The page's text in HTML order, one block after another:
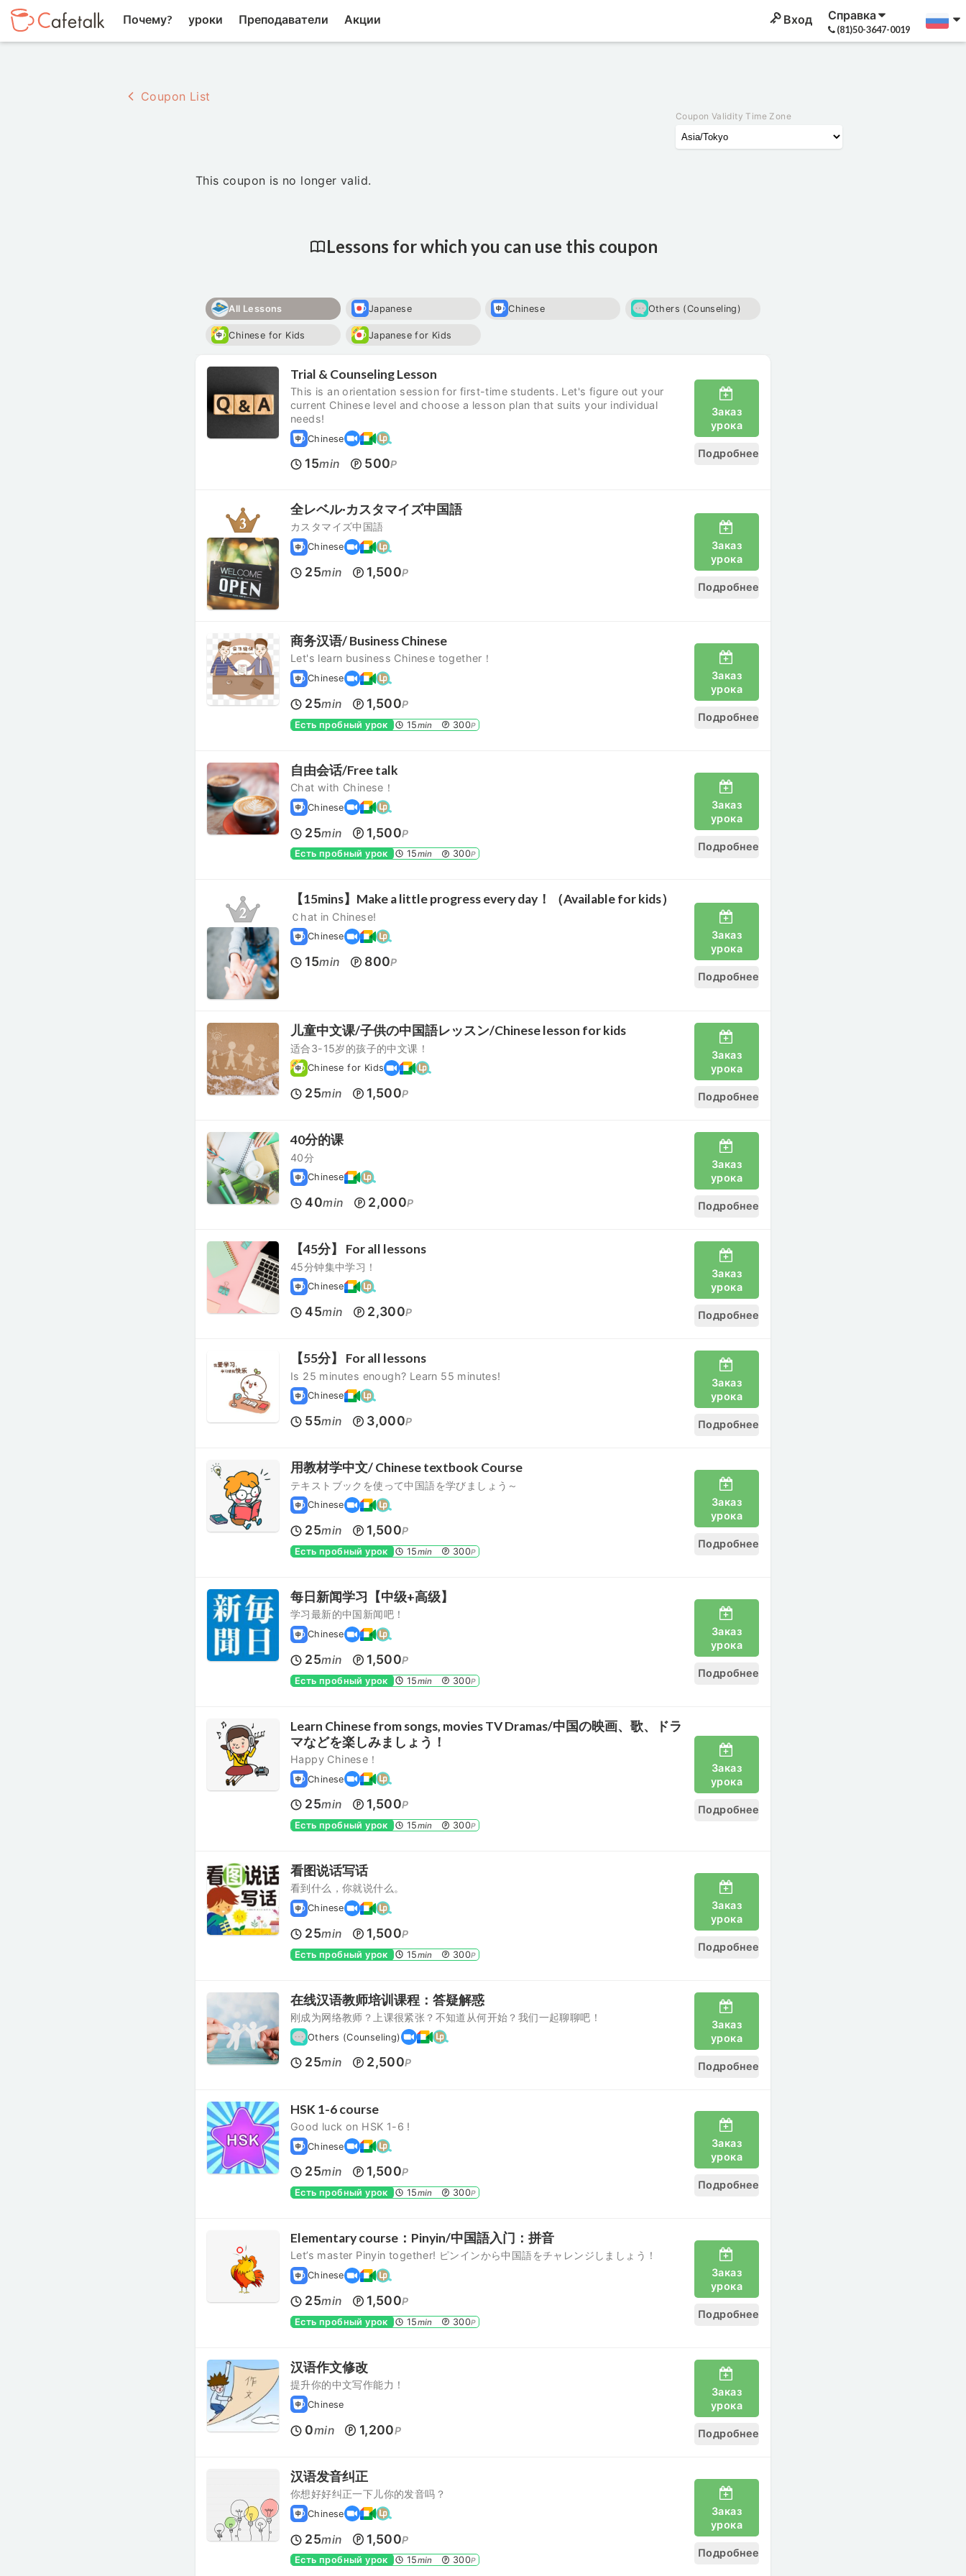
Почему? уроки Преподаватели Акции Вход Справка
(81)50-3647-0019
Coupon List
Coupon Validity Time Zone
This coupon is no longer valid.
Lessons for which you can use this coupon
All Lessons Japanese Chinese Others (Counseling)
Chinese for Kids Japanese for Kids
Trial & Counseling Lesson
This is an orientation session for first-time students. Let's figure out your
current Chinese level and choose a lesson plan that suits your individual
needs!
Chinese
15min 500P
Заказ
урока
Подробнее
全レベル·カスタマイズ中国語
カスタマイズ中国語
Chinese
25min 1,500P
Заказ
урока
Подробнее
商务汉语/ Business Chinese
Let's learn business Chinese together！
Chinese
25min 1,500P
Есть пробный урок 15min 300P
Заказ
урока
Подробнее
自由会话/Free talk
Chat with Chinese！
Chinese
25min 1,500P
Есть пробный урок 15min 300P
Заказ
урока
Подробнее
【15mins】Make a little progress every day！（Available for kids）
Ｃhat in Chinese!
Chinese
15min 800P
Заказ
урока
Подробнее
儿童中文课/子供の中国語レッスン/Chinese lesson for kids
适合3-15岁的孩子的中文课！
Chinese for Kids
25min 1,500P
Заказ
урока
Подробнее
40分的课
40分
Chinese
40min 2,000P
Заказ
урока
Подробнее
【45分】 For all lessons
45分钟集中学习！
Chinese
45min 2,300P
Заказ
урока
Подробнее
【55分】 For all lessons
Is 25 minutes enough? Learn 55 minutes!
Chinese
55min 3,000P
Заказ
урока
Подробнее
用教材学中文/ Chinese textbook Course
テキストブックを使って中国語を学びましょう～
Chinese
25min 1,500P
Есть пробный урок 15min 300P
Заказ
урока
Подробнее
每日新闻学习【中级+高级】
学习最新的中国新闻吧！
Chinese
25min 1,500P
Есть пробный урок 15min 300P
Заказ
урока
Подробнее
Learn Chinese from songs, movies TV Dramas/中国の映画、歌、ドラ
マなどを楽しみましょう！
Happy Chinese！
Chinese
25min 1,500P
Есть пробный урок 15min 300P
Заказ
урока
Подробнее
看图说话写话
看到什么，你就说什么。
Chinese
25min 1,500P
Есть пробный урок 15min 300P
Заказ
урока
Подробнее
在线汉语教师培训课程：答疑解惑
刚成为网络教师？上课很紧张？不知道从何开始？我们一起聊聊吧！
Others (Counseling)
25min 2,500P
Заказ
урока
Подробнее
HSK 1-6 course
Good luck on HSK 1-6 !
Chinese
25min 1,500P
Есть пробный урок 15min 300P
Заказ
урока
Подробнее
Elementary course：Pinyin/中国語入门：拼音
Let’s master Pinyin together! ピンインから中国語をチャレンジしましょう！
Chinese
25min 1,500P
Есть пробный урок 15min 300P
Заказ
урока
Подробнее
汉语作文修改
提升你的中文写作能力！
Chinese
0min 1,200P
Заказ
урока
Подробнее
汉语发音纠正
你想好好纠正一下儿你的发音吗？
Chinese
25min 1,500P
Есть пробный урок 15min 300P
Заказ
урока
Подробнее